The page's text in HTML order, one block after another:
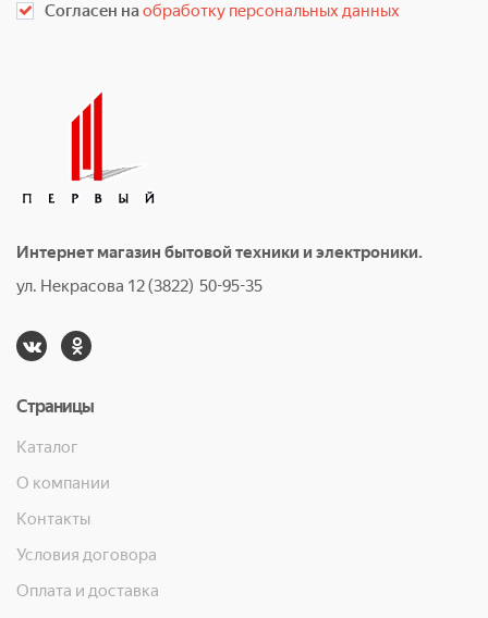
Согласен наобработку персональных данных
Интернет магазин бытовой техники и электроники.
ул. Некрасова 12 (3822) 50-95-35
Страницы
Каталог
О компании
Контакты
Условия договора
Оплата и доставка